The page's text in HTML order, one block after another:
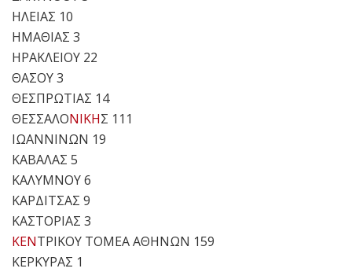
ΗΛΕΙΑΣ 10
ΗΜΑΘΙΑΣ 3
ΗΡΑΚΛΕΙΟΥ 22
ΘΑΣΟΥ 3
ΘΕΣΠΡΩΤΙΑΣ 14
ΘΕΣΣΑΛΟΝΙΚΗΣ 111
ΙΩΑΝΝΙΝΩΝ 19
ΚΑΒΑΛΑΣ 5
ΚΑΛΥΜΝΟΥ 6
ΚΑΡΔΙΤΣΑΣ 9
ΚΑΣΤΟΡΙΑΣ 3
ΚΕΝΤΡΙΚΟΥ ΤΟΜΕΑ ΑΘΗΝΩΝ 159
ΚΕΡΚΥΡΑΣ 1